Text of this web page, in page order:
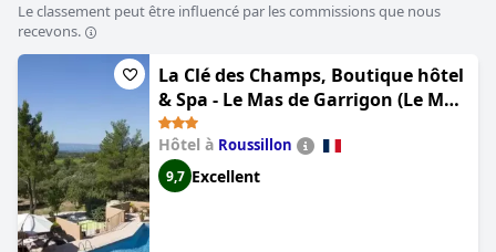
Le classement peut être influencé par les commissions que nous
recevons.
La Clé des Champs, Boutique hôtel
& Spa - Le Mas de Garrigon (Le Mas
de Garrigon - Boutique Hôtel &
Spa)
Hôtel à Roussillon
9,7 Excellent